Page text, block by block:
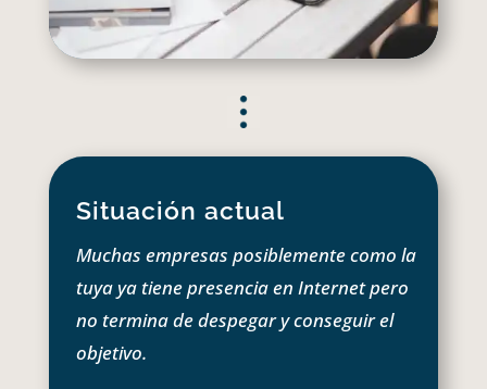
Situación actual
Muchas empresas posiblemente como la
tuya ya tiene presencia en Internet pero
no termina de despegar y conseguir el
objetivo.